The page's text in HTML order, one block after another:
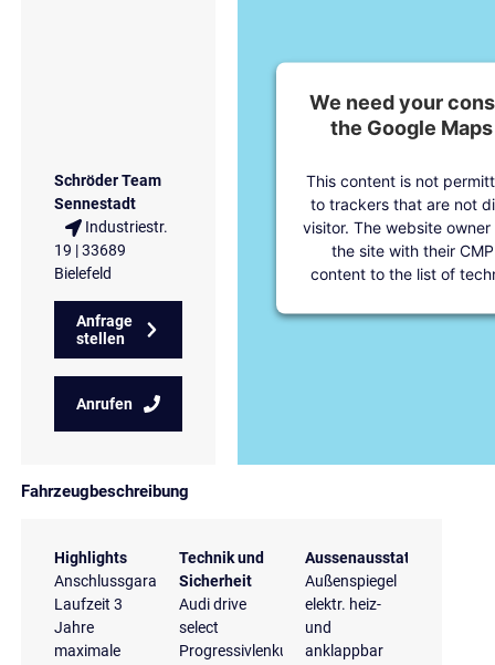
Schröder Team
Sennestadt
Industriestr.
19 | 33689
Bielefeld
Anfrage
stellen
Anrufen
We need your
the Google
This content is not
to trackers that are not
visitor. The website
the site with their
content to the list of
Fahrzeugbeschreibung
Highlights
Anschlussgarantie
Laufzeit 3
Jahre
maximale
Technik und
Sicherheit
Audi drive
select
Progressivlenkung
Aussenausstattung
Außenspiegel
elektr. heiz-
und
anklappbar